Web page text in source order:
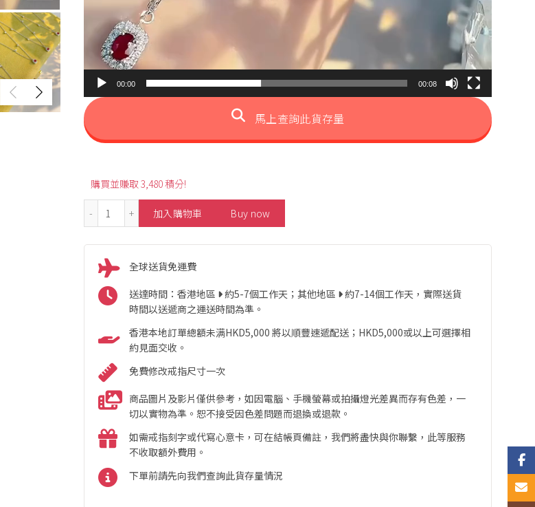
00:00 00:08
馬上查詢此貨存量
購買並賺取 3,480 積分!
0.16ct Elegant Ruby Necklace 數量
加入購物車 Buy now
全球送貨免運費
送達時間：香港地區 約5-7個工作天；其他地區 約7-14個工作天，實際送貨
時間以送遞商之運送時間為準。
香港本地訂單總額未满HKD5,000 將以順豐速遞配送；HKD5,000或以上可選擇相
約見面交收。
免費修改戒指尺寸一次
商品圖片及影片僅供參考，如因電腦、手機螢幕或拍攝燈光差異而存有色差，一
切以實物為準。恕不接受因色差問題而退換或退款。
如需戒指刻字或代寫心意卡，可在結帳頁備註，我們將盡快與你聯繫，此等服務
不收取額外費用。
下單前請先向我們查詢此貨存量情況
Email